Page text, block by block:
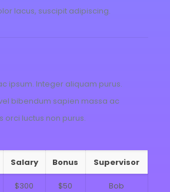
lacus, suscipit adipiscing.
ipsum. Integer aliquam purus.
bibendum sapien massa ac
orci luctus non purus.
Salary Bonus Supervisor
$300 $50 Bob